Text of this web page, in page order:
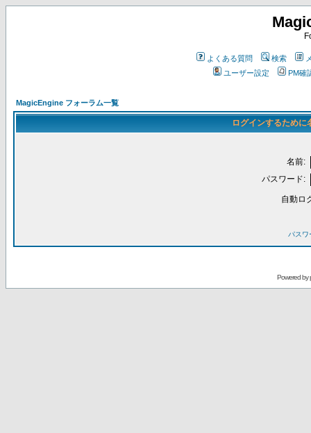
よくある質問 検索
ユーザー設定
PM確
MagicEngine フォーラム一覧
ログインするために
名前:
パスワード:
自動ロ
パスワ
Powered by